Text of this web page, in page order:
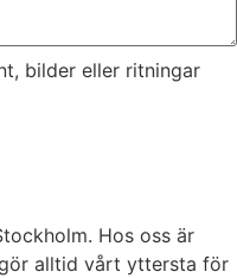
bilder eller ritningar
Hos oss är
alltid vårt yttersta för